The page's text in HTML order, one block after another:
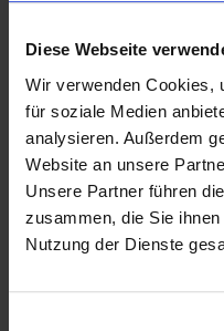
Diese Webseite
Wir verwenden Cookies,
für soziale Medien
analysieren. Außerdem
Website an unsere
Unsere Partner führen
zusammen, die Sie
Nutzung der Dienste